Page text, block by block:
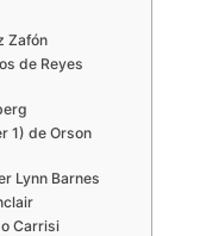
Zafón
de Reyes
1) de Orson
Lynn Barnes
Carrisi